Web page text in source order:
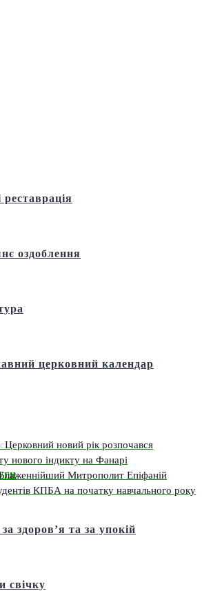
реставрація
оздоблення
церковний календар
здоров’я та за упокій
свічку
Церковний новий рік розпочався
нового індикту на Фанарі
Митрополит Епіфаній
КПБА на початку навчального року